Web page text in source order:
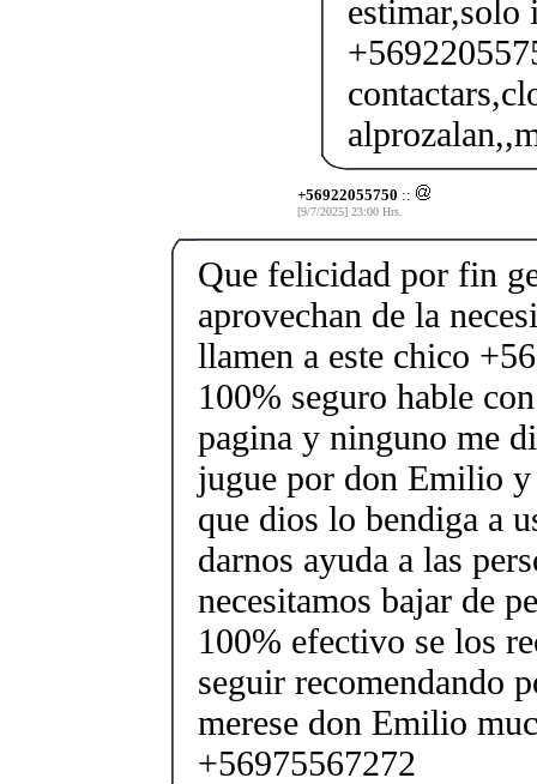
estimar,solo
+56922055750 ::
[9/7/2025] 23:00 Hrs.
Que felicidad por fin
aprovechan de la
llamen a este chico
100% seguro hable
pagina y ninguno me
jugue por don Emilio
que dios lo bendiga a
darnos ayuda a las
necesitamos bajar de
100% efectivo se los
seguir recomendando
merese don Emilio
+56975567272